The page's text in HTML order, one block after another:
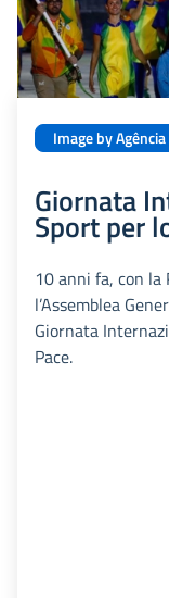
Image by
Giornata
Sport per
10 anni fa, con
l’Assemblea
Giornata
Pace.